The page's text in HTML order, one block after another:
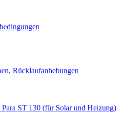
Rücklaufanhebungen
ST 130 (für Solar und Heizung)